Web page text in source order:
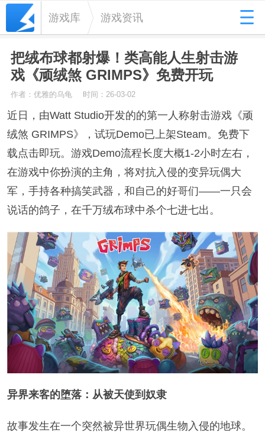
游戏库 游戏资讯
把绒布球都射爆！类高能人生射击游
戏《顽绒煞 GRIMPS》免费开玩
作者：优雅的乌龟 时间：26-03-02
近日，由Watt Studio开发的的第一人称射击游戏《顽
绒煞 GRIMPS》，试玩Demo已上架Steam。免费下
载点击即玩。游戏Demo流程长度大概1-2小时左右，
在游戏中你扮演的主角，将对抗入侵的变异玩偶大
军，手持各种搞笑武器，和自己的好哥们——一只会
说话的鸽子，在千万绒布球中杀个七进七出。
异界来客的堕落：从被天使到奴隶
故事发生在一个突然被异世界玩偶生物入侵的地球。